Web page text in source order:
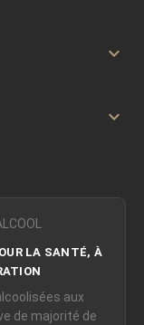


LA SANTÉ, À
aux
de majorité de